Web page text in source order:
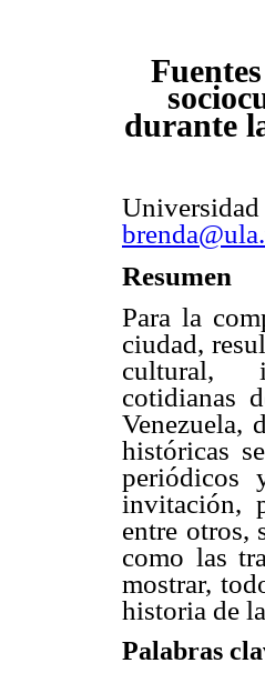
durante
Resumen
Para la
ciudad,
cultural,
cotidianas
Venezuela,
históricas
periódicos
invitación,
entre otros,
como las
mostrar,
historia de
Palabras